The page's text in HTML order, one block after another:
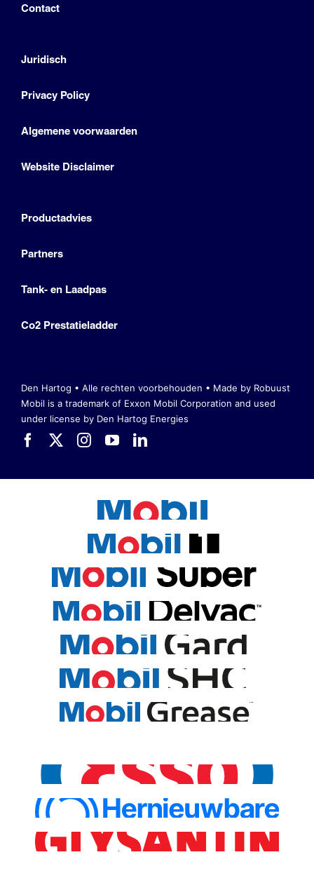
Contact
Juridisch
Privacy Policy
Algemene voorwaarden
Website Disclaimer
Productadvies
Partners
Tank- en Laadpas
Co2 Prestatieladder
Den Hartog • Alle rechten voorbehouden • Made by Robuust
Mobil is a trademark of Exxon Mobil Corporation and used
under license by Den Hartog Energies